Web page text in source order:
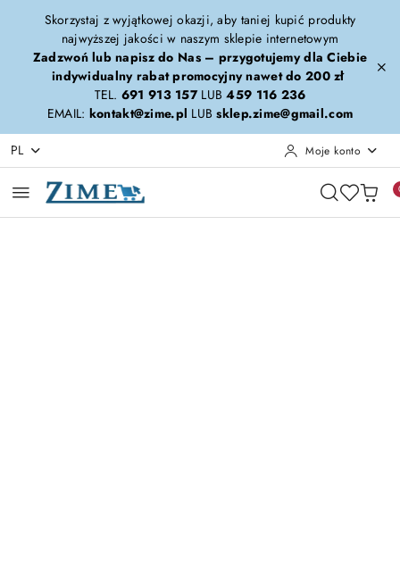
Przejdź do treści głównej
Przejdź do wyszukiwarki
Przejdź do moje konto
Przejdź do menu głównego
Przejdź do opisu produktu
Przejdź do stopki
Skorzystaj z wyjątkowej okazji, aby taniej kupić produkty
najwyższej jakości w naszym sklepie internetowym
Zadzwoń lub napisz do Nas – przygotujemy dla Ciebie
indywidualny rabat promocyjny nawet do 200 zł
TEL. 691 913 157LUB459 116 236
EMAIL: kontakt@zime.pl LUBsklep.zime@gmail.com
PL Moje konto